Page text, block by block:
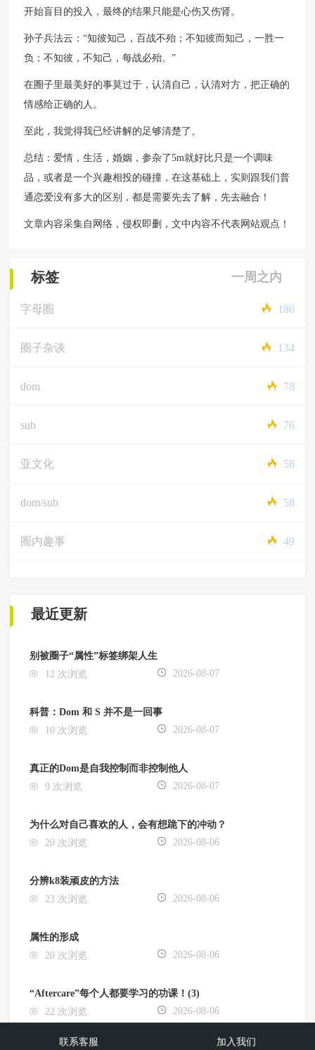
开始盲目的投入，最终的结果只能是心伤又伤肾。
孙子兵法云：“知彼知己，百战不殆；不知彼而知己，一胜一
负；不知彼，不知己，每战必殆。”
在圈子里最美好的事莫过于，认清自己，认清对方，把正确的
情感给正确的人。
至此，我觉得我已经讲解的足够清楚了。
总结：爱情，生活，婚姻，参杂了5m就好比只是一个调味
品，或者是一个兴趣相投的碰撞，在这基础上，实则跟我们普
通恋爱没有多大的区别，都是需要先去了解，先去融合！
文章内容采集自网络，侵权即删，文中内容不代表网站观点！
标签 一周之内
字母圈 180
圈子杂谈 134
dom 78
sub 76
亚文化 58
dom/sub 58
圈内趣事 49
最近更新
别被圈子“属性”标签绑架人生
12 次浏览
2026-08-07
科普：Dom 和 S 并不是一回事
10 次浏览
2026-08-07
真正的Dom是自我控制而非控制他人
9 次浏览
2026-08-07
为什么对自己喜欢的人，会有想跪下的冲动？
20 次浏览
2026-08-06
分辨k8装顽皮的方法
23 次浏览
2026-08-06
属性的形成
20 次浏览
2026-08-06
“Aftercare”每个人都要学习的功课！(3)
22 次浏览
2026-08-06
联系客服 加入我们